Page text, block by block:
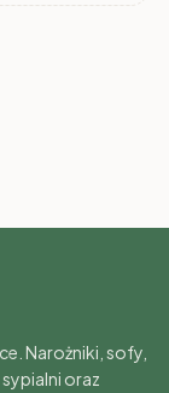
Narożniki, sofy,
oraz